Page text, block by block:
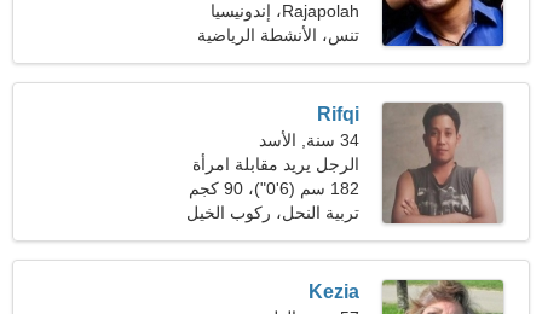
Rajapolah، إندونيسيا
تنس، الأنشطة الرياضية
Rifqi
34 سنة, الأسد
الرجل يريد مقابلة امرأة
182 سم (6'0")، 90 كجم
(198 رطلا)
تربية النحل، ركوب الخيل
Kezia